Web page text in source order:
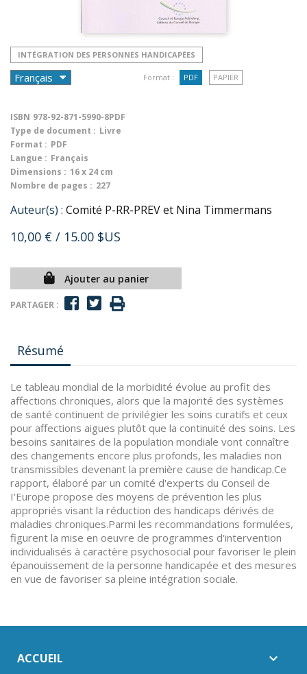
INTÉGRATION DES PERSONNES HANDICAPÉES
Format : PDF PAPIER
ISBN 978-92-871-5990-8PDF
Type de document : Livre
Format : PDF
Langue : Français
Dimensions : 16 x 24 cm
Nombre de pages : 227
Auteur(s) : Comité P-RR-PREV et Nina Timmermans
10,00 € / 15.00 $US
Ajouter au panier
PARTAGER :
Résumé
Le tableau mondial de la morbidité évolue au profit des
affections chroniques, alors que la majorité des systèmes
de santé continuent de privilégier les soins curatifs et ceux
pour affections aigues plutôt que la continuité des soins. Les
besoins sanitaires de la population mondiale vont connaître
des changements encore plus profonds, les maladies non
transmissibles devenant la première cause de handicap.Ce
rapport, élaboré par un comité d'experts du Conseil de
I'Europe propose des moyens de prévention les plus
appropriés visant la réduction des handicaps dérivés de
maladies chroniques.Parmi les recommandations formulées,
figurent la mise en oeuvre de programmes d'intervention
individualisés à caractère psychosocial pour favoriser le plein
épanouissement de la personne handicapée et des mesures
en vue de favoriser sa pleine intégration sociale.
ACCUEIL 